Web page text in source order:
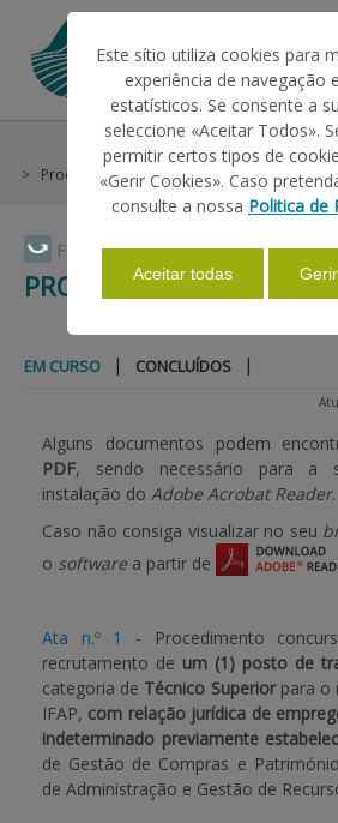
Faça Swipe para ver o menu
AJUDAS/APOIOS
INFORMAÇÕES
PAGAMENTOS
Entrar / Registar
O IFAP
Recrutamento e seleção
Procedimentos Concursais
PROCEDIMENTOS
EM CURSO | CONCLUÍDOS |
Alguns documentos podem
PDF, sendo necessário para a
instalação do Adobe Acrobat Reader.
Caso não consiga visualizar no seu
o softwarea partir de
Ata n.º 1
- Procedimento
recrutamento de um (1) posto de
categoria de Técnico Superiorpara o
IFAP, com relação jurídica de
indeterminado previamente
de Gestão de Compras e
de Administração e Gestão de
Este sítio utiliza cookies para
experiência de navegação
estatísticos. Se consente a
seleccione «Aceitar Todos».
permitir certos tipos de
«Gerir Cookies». Caso
consulte a nossa Politica de
Aceitar todas